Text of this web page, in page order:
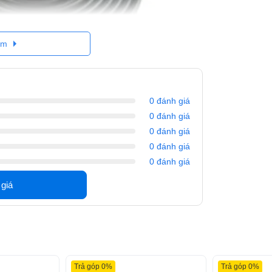
này.
0 đánh giá
0 đánh giá
0 đánh giá
0 đánh giá
0 đánh giá
Trả góp 0% Trả góp 0%